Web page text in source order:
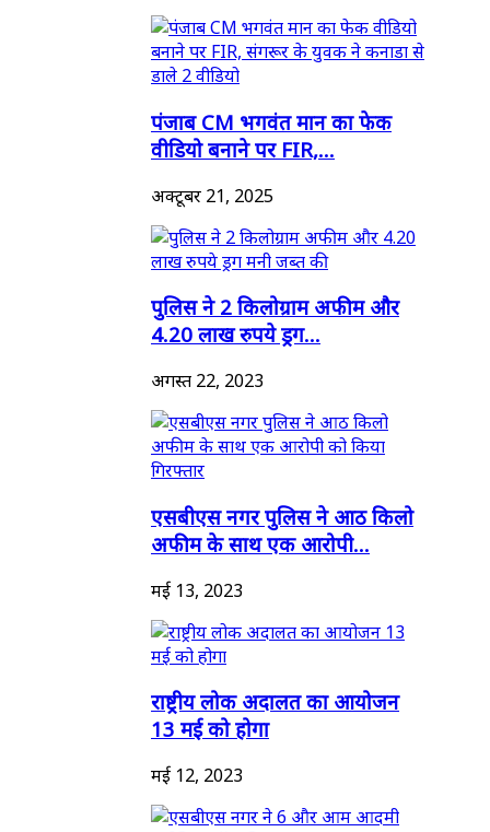
पंजाब CM भगवंत मान का फेक
वीडियो बनाने पर FIR,...
अक्टूबर 21, 2025
पुलिस ने 2 किलोग्राम अफीम और
4.20 लाख रुपये ड्रग...
अगस्त 22, 2023
एसबीएस नगर पुलिस ने आठ किलो
अफीम के साथ एक आरोपी...
मई 13, 2023
राष्ट्रीय लोक अदालत का आयोजन
13 मई को होगा
मई 12, 2023